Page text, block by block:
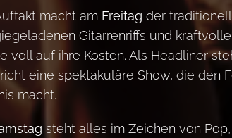
macht am Freitag der
Gitarrenriffs und
voll auf ihre Kosten. Als Headliner
eine spektakuläre Show, die den
macht.
steht alles im Zeichen von